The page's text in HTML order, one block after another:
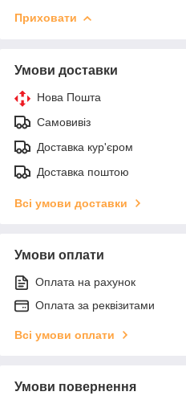
Приховати
Умови доставки
Нова Пошта
Самовивіз
Доставка кур'єром
Доставка поштою
Всі умови доставки
Умови оплати
Оплата на рахунок
Оплата за реквізитами
Всі умови оплати
Умови повернення